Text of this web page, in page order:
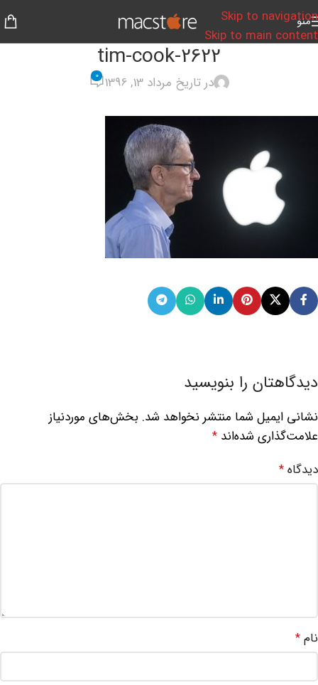
Skip to navigation
Skip to main content
منو
2622-tim-cook
در تاریخ مرداد 13, 1396 0
دیدگاهتان را بنویسید
نشانی ایمیل شما منتشر نخواهد شد. بخش‌های موردنیاز
علامت‌گذاری شده‌اند *
دیدگاه *
نام *